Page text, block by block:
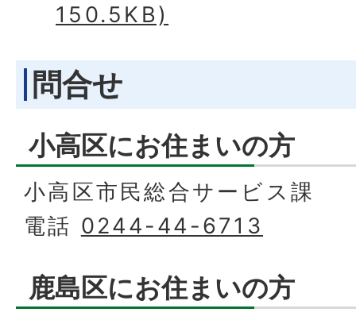
150.5KB)
問合せ
小高区にお住まいの方
小高区市民総合サービス課
電話 0244-44-6713
鹿島区にお住まいの方